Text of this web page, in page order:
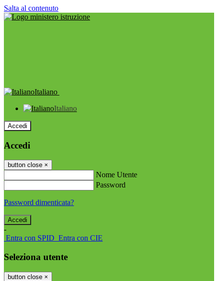
Salta al contenuto
Italiano
Italiano
Accedi
Accedi
button close ×
Nome Utente
Password
Password dimenticata?
-
Entra con SPID Entra con CIE
Seleziona utente
button close ×